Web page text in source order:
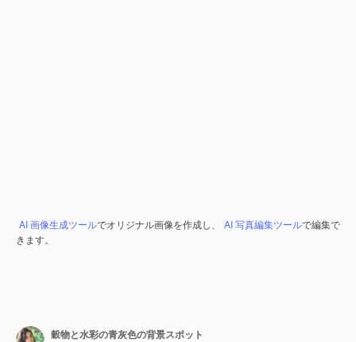
AI 画像生成ツールでオリジナル画像を作成し、 AI 写真編集ツールで編集で
きます。
穀物と水彩の青灰色の背景スポット